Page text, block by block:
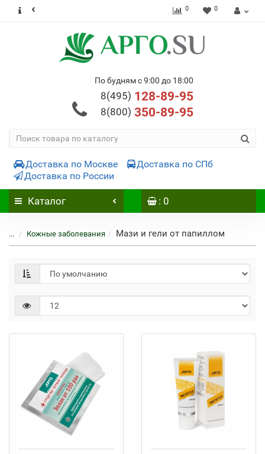
0 0
По будням с 9:00 до 18:00
8(495) 128-89-95
8(800) 350-89-95
Доставка по Москве
Доставка по СПб
Доставка по России
Каталог : 0
... Кожные заболевания Мази и гели от папиллом